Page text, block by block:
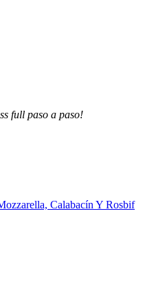
full paso a paso!
Calabacín Y Rosbif